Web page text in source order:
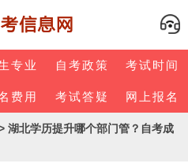
专业 自考政策 考试时间
费用 考试答疑 网上报名
湖北学历提升哪个部门管？自考成